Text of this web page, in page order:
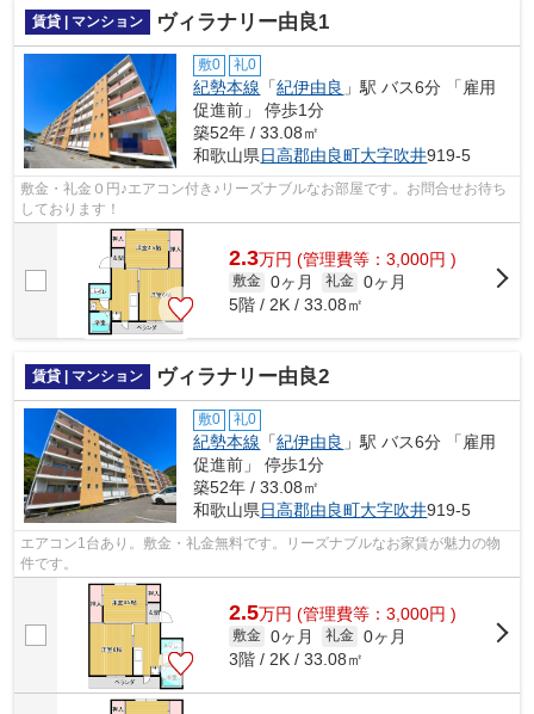
賃貸 | マンション ヴィラナリー由良1
敷0 礼0
紀勢本線 「紀伊由良 」駅 バス6分 「雇用
促進前」 停歩1分
築52年 / 33.08㎡
和歌山県日高郡由良町大字吹井919-5
敷金・礼金０円♪エアコン付き♪リーズナブルなお部屋です。お問合せお待ち
しております！
2.3万円 (管理費等：3,000円 )
敷金 0ヶ月 礼金 0ヶ月
5階 / 2K / 33.08㎡
賃貸 | マンション ヴィラナリー由良2
敷0 礼0
紀勢本線 「紀伊由良 」駅 バス6分 「雇用
促進前」 停歩1分
築52年 / 33.08㎡
和歌山県日高郡由良町大字吹井919-5
エアコン1台あり。敷金・礼金無料です。リーズナブルなお家賃が魅力の物
件です。
2.5万円 (管理費等：3,000円 )
敷金 0ヶ月 礼金 0ヶ月
3階 / 2K / 33.08㎡